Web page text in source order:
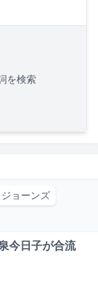
を検索
ョーンズ
今日子が合流